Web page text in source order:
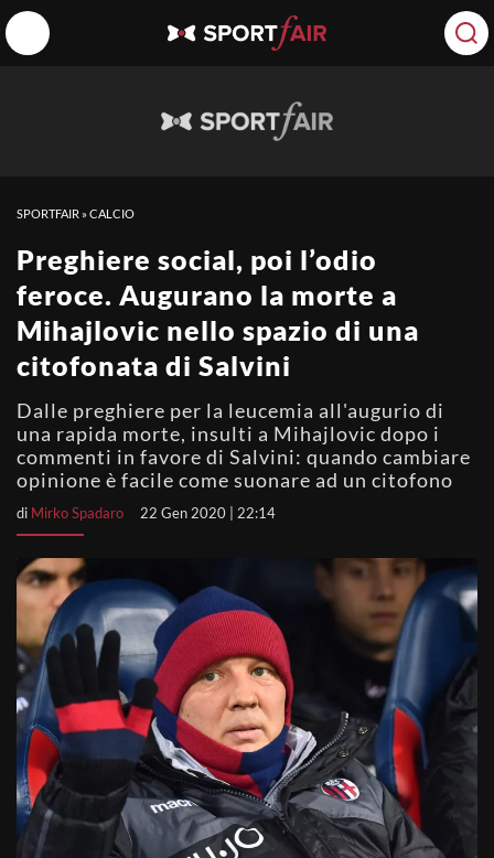
SPORTFAIR »CALCIO
Preghiere social, poi l’odio
feroce. Augurano la morte a
Mihajlovic nello spazio di una
citofonata di Salvini
Dalle preghiere per la leucemia all'augurio di
una rapida morte, insulti a Mihajlovic dopo i
commenti in favore di Salvini: quando cambiare
opinione è facile come suonare ad un citofono
di Mirko Spadaro 22 Gen 2020 | 22:14